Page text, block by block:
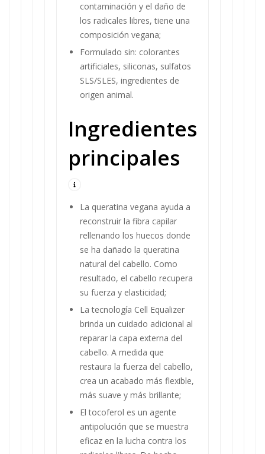
contaminación y el daño de
los radicales libres, tiene una
composición vegana;
Formulado sin: colorantes
artificiales, siliconas, sulfatos
SLS/SLES, ingredientes de
origen animal.
Ingredientes
principales
La queratina vegana ayuda a
reconstruir la fibra capilar
rellenando los huecos donde
se ha dañado la queratina
natural del cabello. Como
resultado, el cabello recupera
su fuerza y elasticidad;
La tecnología Cell Equalizer
brinda un cuidado adicional al
reparar la capa externa del
cabello. A medida que
restaura la fuerza del cabello,
crea un acabado más flexible,
más suave y más brillante;
El tocoferol es un agente
antipolución que se muestra
eficaz en la lucha contra los